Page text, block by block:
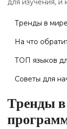
для изучения, и
Тренды в
На что
ТОП языков
Советы для
Тренды